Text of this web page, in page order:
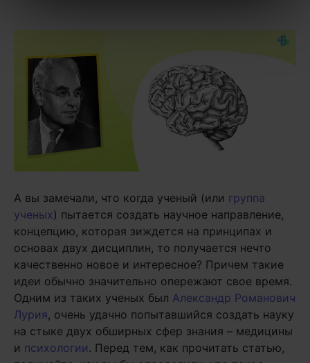
А вы замечали, что когда ученый (или группа
ученых) пытается создать научное направление,
концепцию, которая зиждется на принципах и
основах двух дисциплин, то получается нечто
качественно новое и интересное? Причем такие
идеи обычно значительно опережают свое время.
Одним из таких ученых был Александр Романович
Лурия, очень удачно попытавшийся создать науку
на стыке двух обширных сфер знания – медицины
и психологии. Перед тем, как прочитать статью,